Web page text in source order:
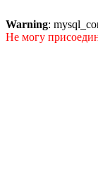
Warning:
Не могу